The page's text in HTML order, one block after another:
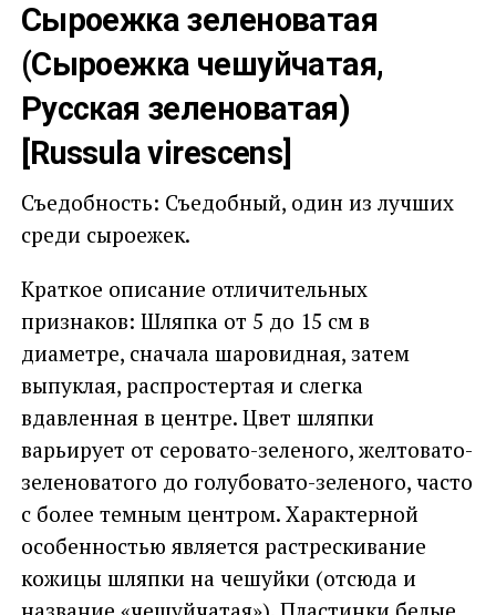
Сыроежка зеленоватая
(Сыроежка чешуйчатая,
Русская зеленоватая)
[Russula virescens]
Съедобность: Съедобный, один из лучших
среди сыроежек.
Краткое описание отличительных
признаков: Шляпка от 5 до 15 см в
диаметре, сначала шаровидная, затем
выпуклая, распростертая и слегка
вдавленная в центре. Цвет шляпки
варьирует от серовато-зеленого, желтовато-
зеленоватого до голубовато-зеленого, часто
с более темным центром. Характерной
особенностью является растрескивание
кожицы шляпки на чешуйки (отсюда и